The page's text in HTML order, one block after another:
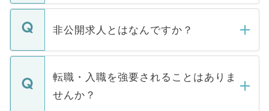
ご登録いただきましたら、弊社担当者がご
登録内容を確認し、その後メールもしくは
ます。通常、5営業日以内にはご連絡をせて
いただきますので、しばらくお待ちくださ
非公開求人とはなんですか？
マイナビDOCTORで取り扱っている求人の
うち約3割は、Webサイトからご覧いただ
けない「非公開求人」です。非公開求人は
下記の理由によって、一般には公開してい
転職・入職を強要されることはありま
せんか？